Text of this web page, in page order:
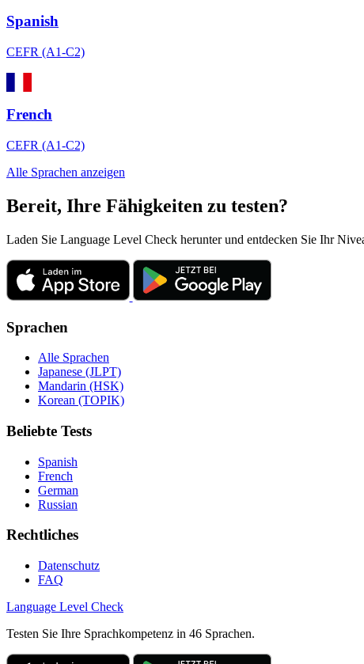
Spanish
CEFR (A1-C2)
French
CEFR (A1-C2)
Alle Sprachen anzeigen
Bereit, Ihre Fähigkeiten zu testen?
Laden Sie Language Level Check herunter und entdecken Sie Ihr
Sprachen
Alle Sprachen
Japanese (JLPT)
Mandarin (HSK)
Korean (TOPIK)
Beliebte Tests
Spanish
French
German
Russian
Rechtliches
Datenschutz
FAQ
Language Level Check
Testen Sie Ihre Sprachkompetenz in 46 Sprachen.